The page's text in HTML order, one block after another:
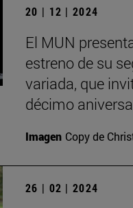
20 | 12 | 2024
El MUN
estreno de su
variada, que
décimo
Imagen Copy de
26 | 02 | 2024